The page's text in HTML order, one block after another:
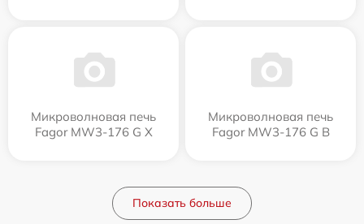
Микроволновая печь
Fagor MW3-176 G X
Микроволновая печь
Fagor MW3-176 G B
Показать больше